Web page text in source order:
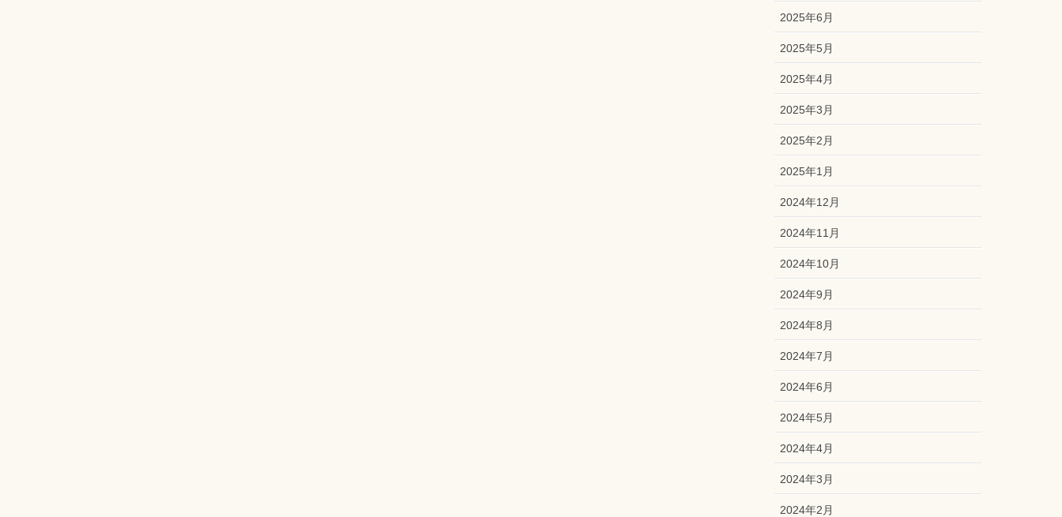
2025年6月
2025年5月
2025年4月
2025年3月
2025年2月
2025年1月
2024年12月
2024年11月
2024年10月
2024年9月
2024年8月
2024年7月
2024年6月
2024年5月
2024年4月
2024年3月
2024年2月